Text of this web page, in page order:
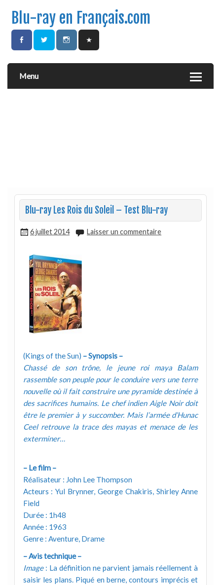
Blu-ray en Français.com
Menu
Blu-ray Les Rois du Soleil – Test Blu-ray
6 juillet 2014 Laisser un commentaire
(Kings of the Sun) – Synopsis –
Chassé de son trône, le jeune roi maya Balam
rassemble son peuple pour le conduire vers une terre
nouvelle où il fait construire une pyramide destinée à
des sacrifices humains. Le chef indien Aigle Noir doit
être le premier à y succomber. Mais l’armée d’Hunac
Ceel retrouve la trace des mayas et menace de les
exterminer…
– Le film –
Réalisateur : John Lee Thompson
Acteurs : Yul Brynner, George Chakiris, Shirley Anne
Field
Durée : 1h48
Année : 1963
Genre : Aventure, Drame
– Avis technique –
Image: La définition ne parvient jamais réellement à
saisir les plans. Piqué en berne, contours imprécis et